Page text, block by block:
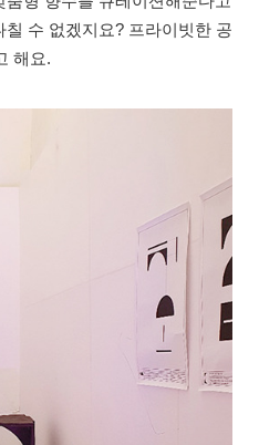
수 없겠지요? 프라이빗한 공
해요.